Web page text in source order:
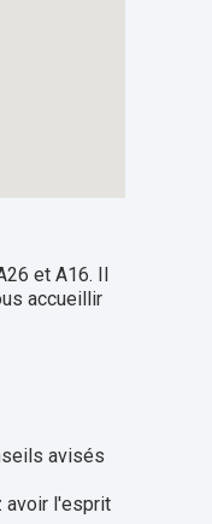
et A16. Il
accueillir
avisés
avoir l'esprit